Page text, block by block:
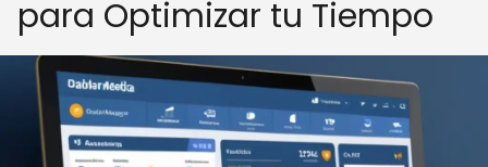
para Optimizar tu Tiempo